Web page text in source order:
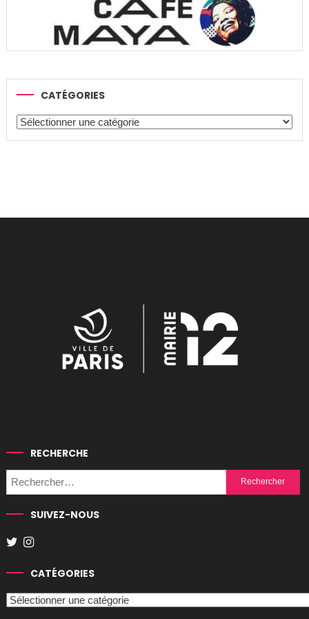
CATÉGORIES
Catégories
RECHERCHE
Rechercher :
SUIVEZ-NOUS
CATÉGORIES
Catégories